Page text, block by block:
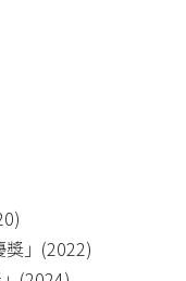
」(2022)